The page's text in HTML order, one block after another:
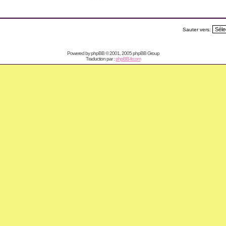
Sauter vers:
Powered byphpBB© 2001, 2005 phpBB Group
Traduction par :phpBB-fr.com